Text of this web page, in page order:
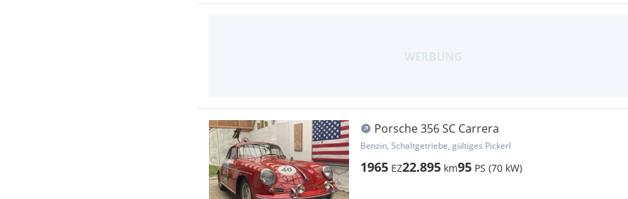
Porsche 356 SC Carrera
Benzin, Schaltgetriebe, gültiges Pickerl
1965 EZ22.895 km95 PS (70 kW)